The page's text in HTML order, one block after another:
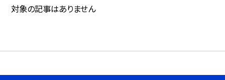
対象の記事はありません